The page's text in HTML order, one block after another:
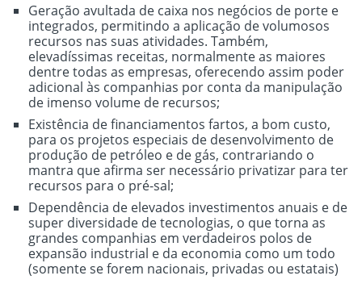
Geração avultada de caixa nos negócios de porte e
integrados, permitindo a aplicação de volumosos
recursos nas suas atividades. Também,
elevadíssimas receitas, normalmente as maiores
dentre todas as empresas, oferecendo assim poder
adicional às companhias por conta da manipulação
de imenso volume de recursos;
Existência de financiamentos fartos, a bom custo,
para os projetos especiais de desenvolvimento de
produção de petróleo e de gás, contrariando o
mantra que afirma ser necessário privatizar para ter
recursos para o pré-sal;
Dependência de elevados investimentos anuais e de
super diversidade de tecnologias, o que torna as
grandes companhias em verdadeiros polos de
expansão industrial e da economia como um todo
(somente se forem nacionais, privadas ou estatais)